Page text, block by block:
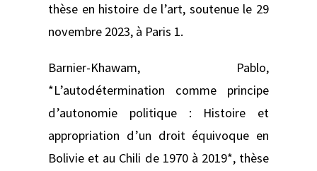
thèse en histoire de l’art, soutenue le 29
novembre 2023, à Paris 1.
Barnier-Khawam, Pablo,
*L’autodétermination comme principe
d’autonomie politique : Histoire et
appropriation d’un droit équivoque en
Bolivie et au Chili de 1970 à 2019*, thèse